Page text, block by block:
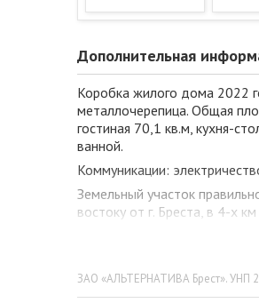
Дополнительная
Коробка жилого дома 2022
металлочерепица. Общая
гостиная 70,1 кв.м, кухня-
ванной.
Коммуникации:
Земельный участок
востоку от г. Бреста, в 4-х
лесные массивы окружают
туризма и краеведения
Узнайте об условиях
ЗАО «АЛЬТЕРНАТИВА Брест». УНП